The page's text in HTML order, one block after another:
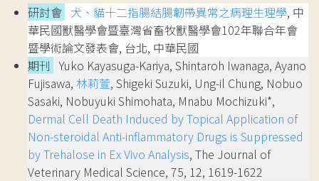
研討會 犬、貓十二指腸結腸韌帶異常之病理生理學, 中
華民國獸醫學會暨臺灣省畜牧獸醫學會102年聯合年會
暨學術論文發表會, 台北, 中華民國
期刊 Yuko Kayasuga-Kariya, Shintaroh Iwanaga, Ayano
Fujisawa, 林莉萱, Shigeki Suzuki, Ung-il Chung, Nobuo
Sasaki, Nobuyuki Shimohata, Mnabu Mochizuki*,
Dermal Cell Death Induced by Topical Application of
Non-steroidal Anti-inflammatory Drugs is Suppressed
by Trehalose in Ex Vivo Analysis, The Journal of
Veterinary Medical Science, 75, 12, 1619-1622